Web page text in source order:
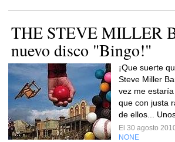
THE STEVE MILLER
nuevo disco "Bingo!"
¡Que suerte
Steve Miller
vez me
que con justa
de ellos...
El 30 agosto
NONE